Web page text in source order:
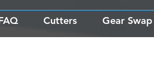
Cutters Gear Swap